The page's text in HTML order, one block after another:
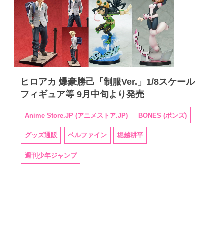
ヒロアカ 爆豪勝己「制服Ver.」1/8スケール
フィギュア等 9月中旬より発売
Anime Store.JP (アニメストア.JP) BONES (ボンズ)
グッズ通販 ベルファイン 堀越耕平
週刊少年ジャンプ